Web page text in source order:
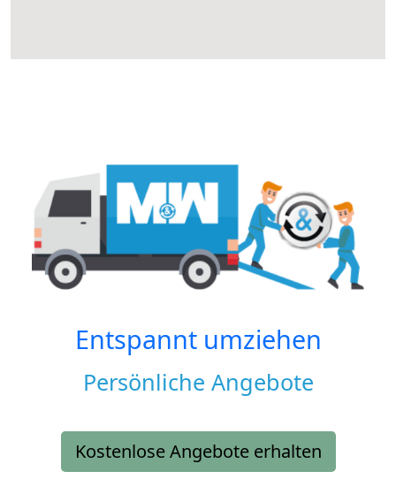
Entspannt umziehen
Persönliche Angebote
Kostenlose Angebote erhalten